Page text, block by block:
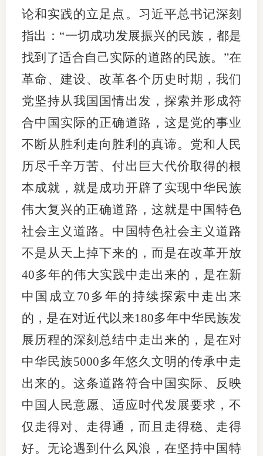
论和实践的立足点。习近平总书记深刻
指出：“一切成功发展振兴的民族，都是
找到了适合自己实际的道路的民族。”在
革命、建设、改革各个历史时期，我们
党坚持从我国国情出发，探索并形成符
合中国实际的正确道路，这是党的事业
不断从胜利走向胜利的真谛。党和人民
历尽千辛万苦、付出巨大代价取得的根
本成就，就是成功开辟了实现中华民族
伟大复兴的正确道路，这就是中国特色
社会主义道路。中国特色社会主义道路
不是从天上掉下来的，而是在改革开放
40多年的伟大实践中走出来的，是在新
中国成立70多年的持续探索中走出来
的，是在对近代以来180多年中华民族发
展历程的深刻总结中走出来的，是在对
中华民族5000多年悠久文明的传承中走
出来的。这条道路符合中国实际、反映
中国人民意愿、适应时代发展要求，不
仅走得对、走得通，而且走得稳、走得
好。无论遇到什么风浪，在坚持中国特